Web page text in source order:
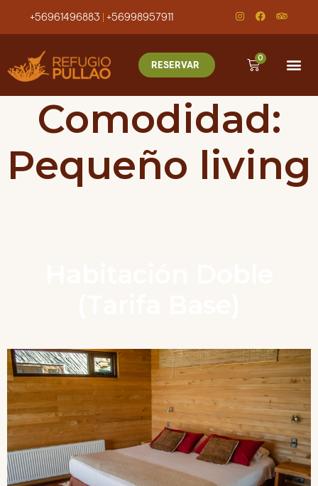
+56961496883 |+56998957911
RESERVAR
0
Comodidad:
Pequeño living